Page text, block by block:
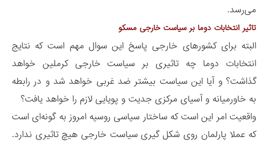
می‌رسد.
تاثیر انتخابات دوما بر سیاست خارجی مسکو
البته برای کشورهای خارجی پاسخ این سوال مهم است که نتایج
انتخابات دوما چه تاثیری بر سیاست خارجی کرملین خواهد
گذاشت؟ و آیا این سیاست بیشتر ضد غربی خواهد شد و در رابطه
به خاورمیانه و آسیای مرکزی جدیت و پویایی لازم را خواهد یافت؟
واقعیت امر این است که ساختار سیاسی روسیه امروز به گونه‌ای است
که عملا پارلمان روی شکلگیری سیاست خارجی هیچ تاثیری ندارد.